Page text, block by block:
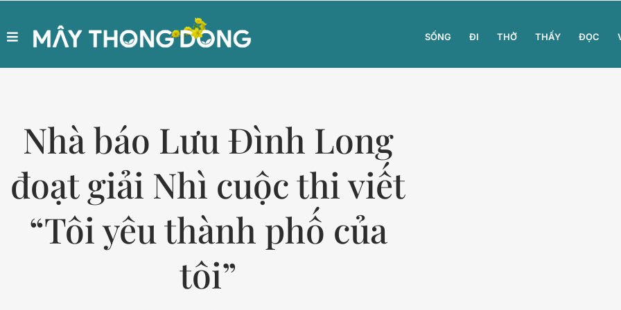
SỐNG ĐI THỞ THẤY ĐỌC
Nhà báo Lưu Đình Long
đoạt giải Nhì cuộc thi viết
“Tôi yêu thành phố của
tôi”